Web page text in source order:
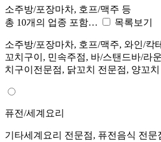
소주방/포장마차, 호프/맥주 등
총 10개의 업종 포함…
목록보기
소주방/포장마차, 호프/맥주, 와인/칵
꼬치구이, 민속주점, 바/스탠드바/라
치구이전문점, 닭꼬치 전문점, 양꼬
퓨전/세계요리
기타세계요리 전문점, 퓨전음식 전문